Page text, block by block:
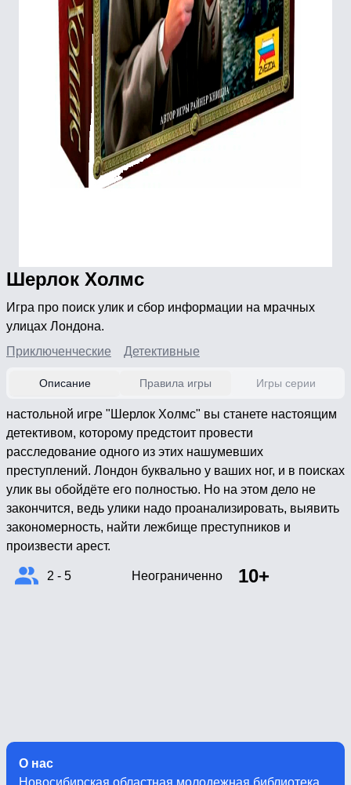
Шерлок Холмс
Игра про поиск улик и сбор информации на мрачных
улицах Лондона.
Приключенческие
Детективные
Описание Правила игры Игры серии
настольной игре "Шерлок Холмс" вы станете настоящим
детективом, которому предстоит провести
расследование одного из этих нашумевших
преступлений. Лондон буквально у ваших ног, и в поисках
улик вы обойдёте его полностью. Но на этом дело не
закончится, ведь улики надо проанализировать, выявить
закономерность, найти лежбище преступников и
произвести арест.
2 - 5 Неограниченно 10+
О нас
Новосибирская областная молодежная библиотека